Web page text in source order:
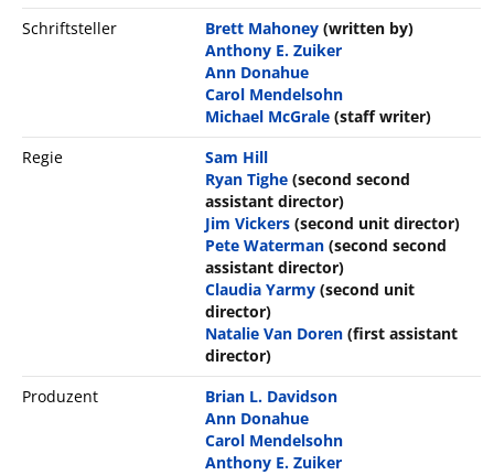
Schriftsteller
Brett Mahoney (written by)
Anthony E. Zuiker
Ann Donahue
Carol Mendelsohn
Michael McGrale (staff writer)
Regie
Sam Hill
Ryan Tighe (second second
assistant director)
Jim Vickers (second unit director)
Pete Waterman (second second
assistant director)
Claudia Yarmy (second unit
director)
Natalie Van Doren (first assistant
director)
Produzent
Brian L. Davidson
Ann Donahue
Carol Mendelsohn
Anthony E. Zuiker